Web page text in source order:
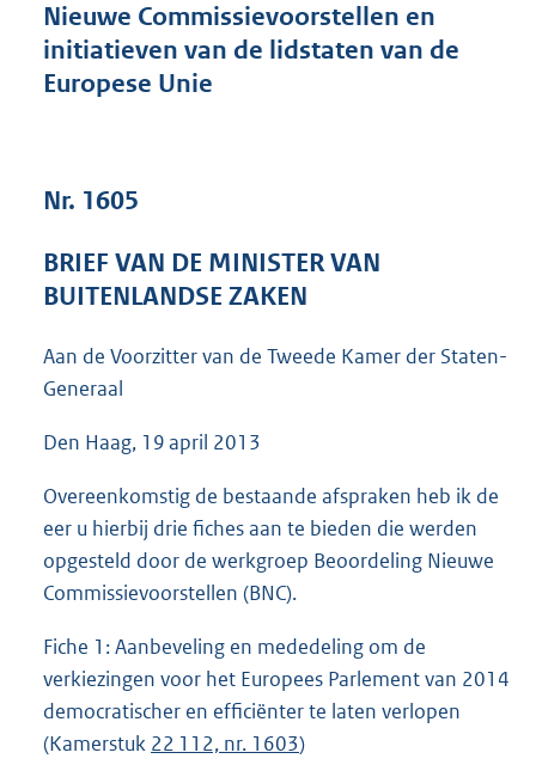
s
g
5
Nieuwe Commissievoorstellen en
initiatieven van de lidstaten van de
Europese Unie
Nr. 1605
BRIEF VAN DE MINISTER VAN
BUITENLANDSE ZAKEN
Aan de Voorzitter van de Tweede Kamer der Staten-
Generaal
Den Haag, 19 april 2013
Overeenkomstig de bestaande afspraken heb ik de
eer u hierbij drie fiches aan te bieden die werden
opgesteld door de werkgroep Beoordeling Nieuwe
Commissievoorstellen (BNC).
Fiche 1: Aanbeveling en mededeling om de
verkiezingen voor het Europees Parlement van 2014
democratischer en efficiënter te laten verlopen
(Kamerstuk 22 112, nr. 1603)